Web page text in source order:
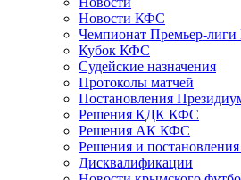
Новости КФС
Чемпионат Премьер-
Кубок КФС
Судейские назначения
Протоколы матчей
Постановления
Решения КДК КФС
Решения АК КФС
Решения и постановления
Дисквалификации